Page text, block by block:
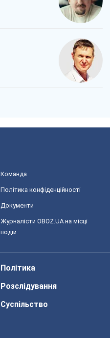
Команда
Політика конфіденційності
Документи
Журналісти OBOZ.UA на місці
подій
Політика
Розслідування
Суспільство